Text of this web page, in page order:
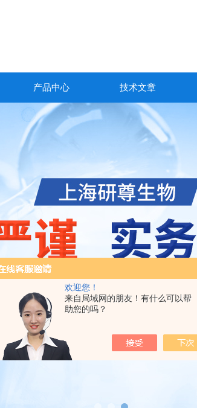
欢迎您！
来自局域网的朋友！有什么可以帮
助您的吗？
产品中心 技术文章